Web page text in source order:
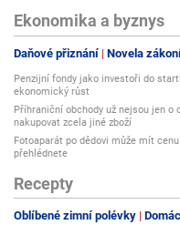
Ekonomika a byznys
Daňové přiznání Novela
Penzijní fondy jako investoři do
ekonomický růst
Příhraniční obchody už nejsou jen
nakupovat zcela jiné zboží
Fotoaparát po dědovi může mít
přehlédnete
Recepty
Oblíbené zimní polévky